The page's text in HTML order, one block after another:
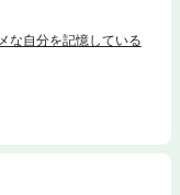
せる方法 など、最新
な自分を記憶している